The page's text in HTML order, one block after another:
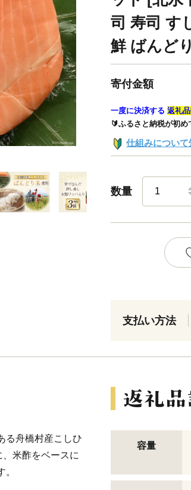
司 寿司 す
鮮 ばんど
寄付金額
一度に決済する 返礼
🔰ふるさと納税が初
仕組みについて
数量
支払い方法
る舟橋村産こしひ
米酢をベースに
容量